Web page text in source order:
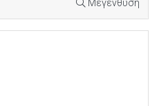
Μεγένθυση